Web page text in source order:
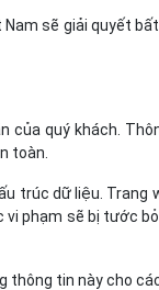
sẽ giải quyết
quý khách.
toàn.
trúc dữ liệu. Trang
phạm sẽ bị tước
tin này cho